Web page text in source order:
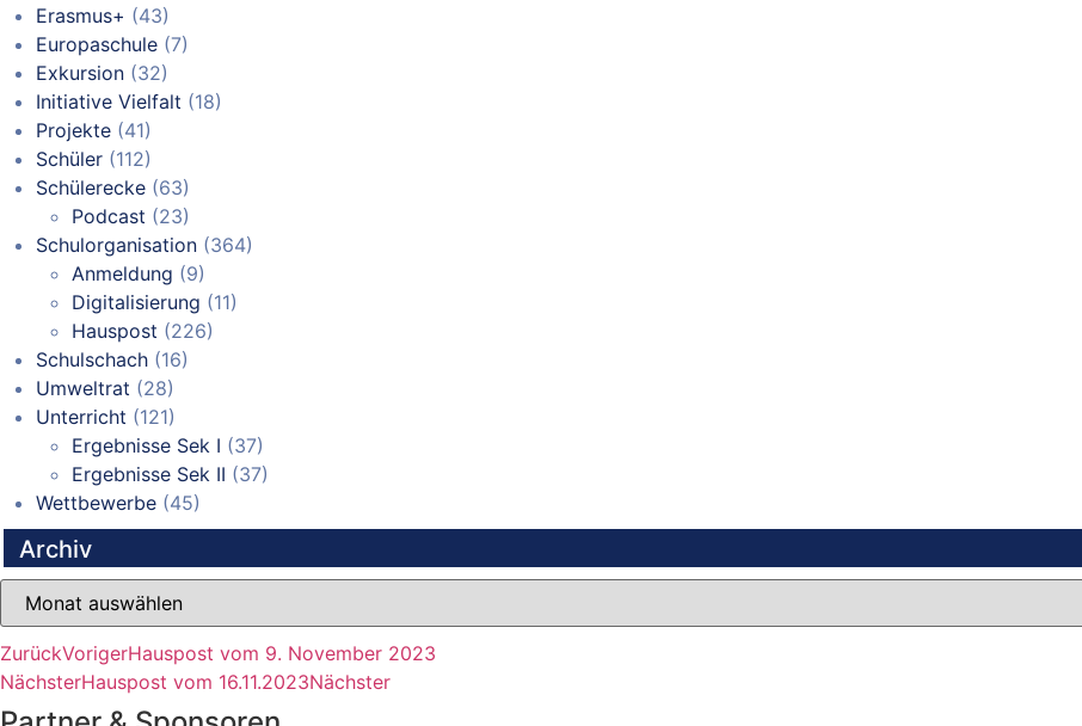
Erasmus+ (43)
Europaschule (7)
Exkursion (32)
Initiative Vielfalt (18)
Projekte (41)
Schüler (112)
Schülerecke (63)
Podcast (23)
Schulorganisation (364)
Anmeldung (9)
Digitalisierung (11)
Hauspost (226)
Schulschach (16)
Umweltrat (28)
Unterricht (121)
Ergebnisse Sek I (37)
Ergebnisse Sek II (37)
Wettbewerbe (45)
Archiv
Archiv
ZurückVorigerHauspost vom 9. November 2023
NächsterHauspost vom 16.11.2023Nächster